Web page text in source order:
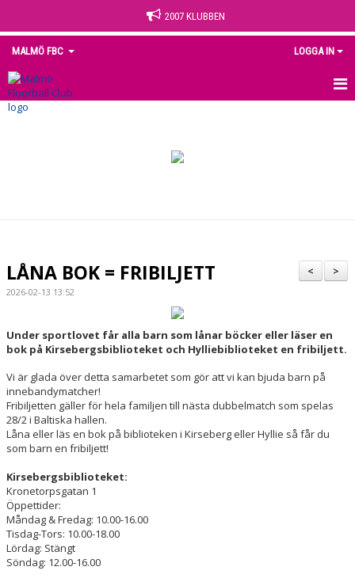
2007 KLUBBEN
MALMÖ FBC LOGGA IN
HEM
MEDLEM
HALL OF FAME
>
<
LÅNA BOK = FRIBILJETT
2026-02-13 13:52
Under sportlovet får alla barn som lånar böcker eller läser en
bok på Kirsebergsbiblioteket och Hylliebiblioteket en fribiljett.
Vi är glada över detta samarbetet som gör att vi kan bjuda barn på
innebandymatcher!
Fribiljetten gäller för hela familjen till nästa dubbelmatch som spelas
28/2 i Baltiska hallen.
Låna eller läs en bok på biblioteken i Kirseberg eller Hyllie så får du
som barn en fribiljett!
Kirsebergsbiblioteket:
Kronetorpsgatan 1
Öppettider:
Måndag & Fredag: 10.00-16.00
Tisdag-Tors: 10.00-18.00
Lördag: Stängt
Söndag: 12.00-16.00